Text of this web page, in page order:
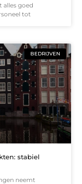
alles goed
tot
BEDRIJVEN
stabiel
neemt